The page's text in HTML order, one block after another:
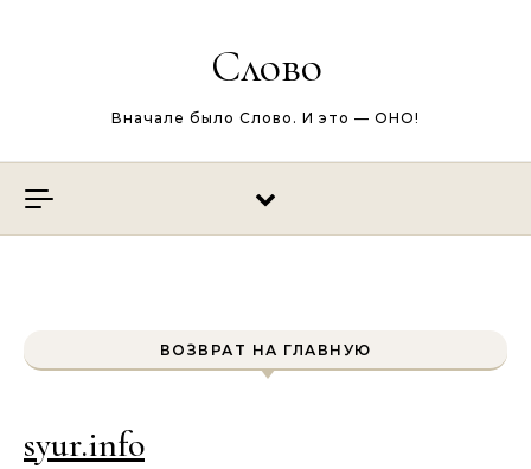
Слово
Вначале было Слово. И это — ОНО!
ВОЗВРАТ НА ГЛАВНУЮ
syur.info